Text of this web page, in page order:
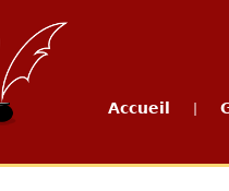
Accueil